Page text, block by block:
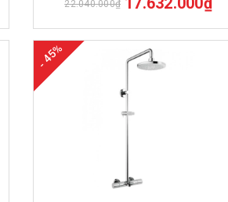
22.040.000₫
- 45%